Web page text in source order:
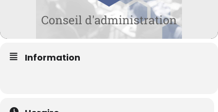
Information